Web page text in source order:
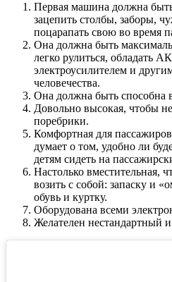
Первая машина должна
зацепить столбы, заборы,
поцарапать свою во время
Она должна быть
легко рулиться, обладать
электроусилителем и
человечества.
Она должна быть способна
Довольно высокая, чтобы
поребрики.
Комфортная для
думает о том, удобно ли
детям сидеть на
Настолько вместительная,
возить с собой: запаску и
обувь и куртку.
Оборудована всеми
Желателен нестандартный